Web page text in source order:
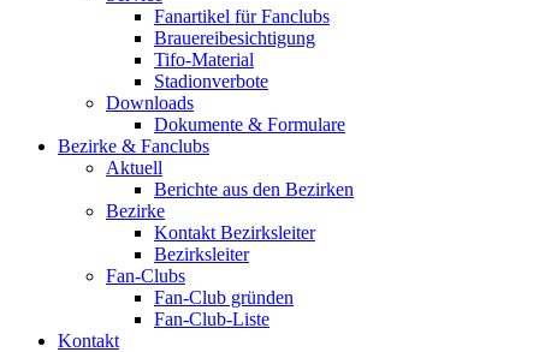
Fanartikel für Fanclubs
Brauereibesichtigung
Tifo-Material
Stadionverbote
Downloads
Dokumente & Formulare
Bezirke & Fanclubs
Aktuell
Berichte aus den Bezirken
Bezirke
Kontakt Bezirksleiter
Bezirksleiter
Fan-Clubs
Fan-Club gründen
Fan-Club-Liste
Kontakt